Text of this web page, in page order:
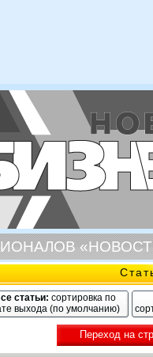
статьи: сортировка по
выхода (по умолчанию)
Переход на